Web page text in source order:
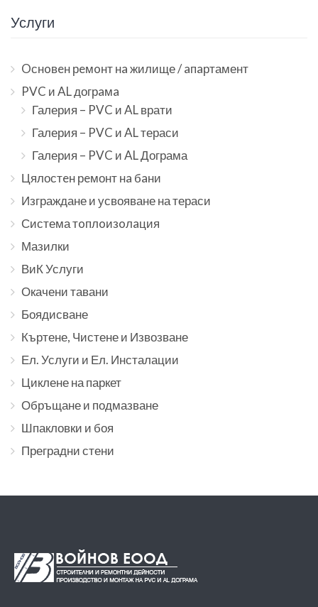
страници
Услуги
Oснoвeн рeмoнт нa жилище / aпaртамент
PVC и AL догрaмa
Галерия – PVC и AL врати
Галерия – PVC и AL тераси
Галерия – PVC и AL Дограма
Цялостeн рeмонт нa бaни
Изграждане и усвояване на тераси
Система тoплoизoлaция
Мазилки
ВиК Услуги
Окачени тавани
Боядисване
Къртене, Чистене и Извозване
Ел. Услуги и Ел. Инсталации
Циклене на паркет
Обръщане и подмазване
Шпакловки и боя
Преградни стени